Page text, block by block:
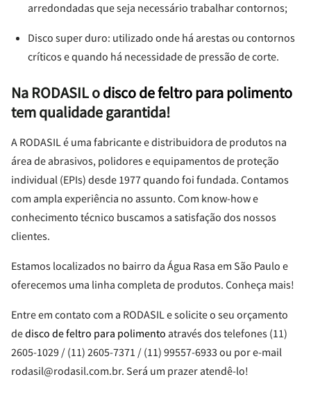
arredondadas que seja necessário trabalhar contornos;
Disco super duro: utilizado onde há arestas ou contornos
críticos e quando há necessidade de pressão de corte.
Na RODASIL odisco de feltro para polimento
tem qualidade garantida!
A RODASIL é uma fabricante e distribuidora de produtos na
área de abrasivos, polidores e equipamentos de proteção
individual (EPIs) desde 1977 quando foi fundada. Contamos
com ampla experiência no assunto. Com know-how e
conhecimento técnico buscamos a satisfação dos nossos
clientes.
Estamos localizados no bairro da Água Rasa em São Paulo e
oferecemos uma linha completa de produtos. Conheça mais!
Entre em contato com a RODASIL e solicite o seu orçamento
dedisco de feltro para polimento através dos telefones (11)
2605-1029 / (11) 2605-7371 / (11) 99557-6933 ou por e-mail
rodasil@rodasil.com.br. Será um prazer atendê-lo!